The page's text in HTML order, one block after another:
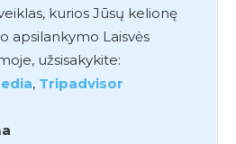
kurios Jūsų kelionę
apsilankymo Laisvės
užsisakykite:
, Tripadvisor